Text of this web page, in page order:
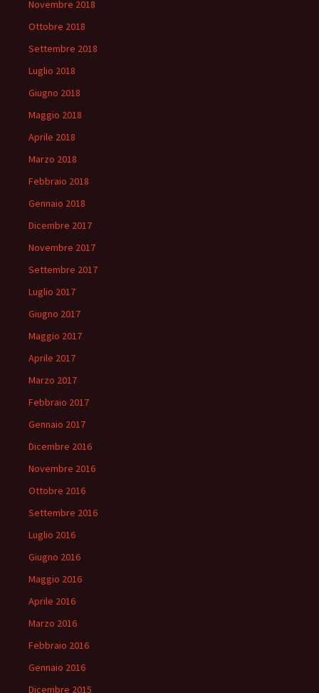
Novembre 2018
Ottobre 2018
Settembre 2018
Luglio 2018
Giugno 2018
Maggio 2018
Aprile 2018
Marzo 2018
Febbraio 2018
Gennaio 2018
Dicembre 2017
Novembre 2017
Settembre 2017
Luglio 2017
Giugno 2017
Maggio 2017
Aprile 2017
Marzo 2017
Febbraio 2017
Gennaio 2017
Dicembre 2016
Novembre 2016
Ottobre 2016
Settembre 2016
Luglio 2016
Giugno 2016
Maggio 2016
Aprile 2016
Marzo 2016
Febbraio 2016
Gennaio 2016
Dicembre 2015